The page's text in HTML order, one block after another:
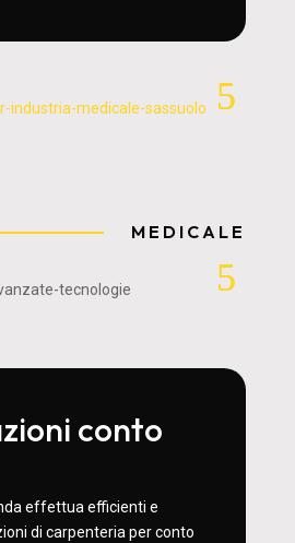
MEDICALE
conto
effettua efficienti e
di carpenteria per conto